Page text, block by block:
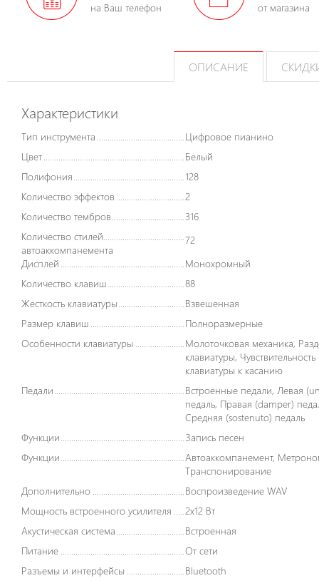
на Ваш телефон
от магазина
ОПИСАНИЕ
Характеристики
Тип инструмента
Цифровое пианино
Цвет
Белый
Полифония
128
Количество эффектов
2
Количество тембров
316
Количество стилей
автоаккомпанемента
72
Дисплей
Монохромный
Количество клавиш
88
Жесткость клавиатуры
Взвешенная
Размер клавиш
Полноразмерные
Особенности клавиатуры
Молоточковая механика, Разделение
клавиатуры, Чувствительность
клавиатуры к касанию
Педали
Встроенные педали, Левая (una corda)
педаль, Правая (damper)
Средняя (sostenuto) педаль
Функции
Запись песен
Функции
Автоаккомпанемент, Метроном,
Транспонирование
Дополнительно
Воспроизведение WAV
Мощность встроенного усилителя
2x12 Вт
Акустическая система
Встроенная
Питание
От сети
Разъемы и интерфейсы
Bluetooth